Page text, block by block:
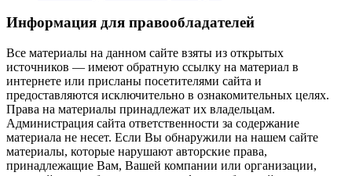
Информация для правообладателей
Все материалы на данном сайте взяты из открытых
источников — имеют обратную ссылку на материал в
интернете или присланы посетителями сайта и
предоставляются исключительно в ознакомительных целях.
Права на материалы принадлежат их владельцам.
Администрация сайта ответственности за содержание
материала не несет. Если Вы обнаружили на нашем сайте
материалы, которые нарушают авторские права,
принадлежащие Вам, Вашей компании или организации,